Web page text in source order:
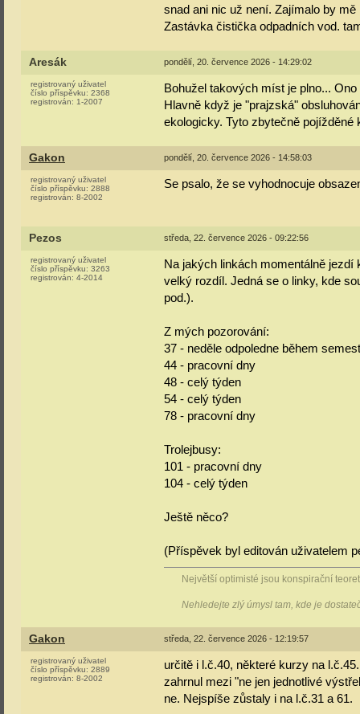
snad ani nic už není. Zajímalo by
Zastávka čistička odpadních vod.
Aresák pondělí, 20. července 2026 - 14:29:02
registrovaný uživatel
číslo příspěvku: 2368
registrován: 1-2007
Bohužel takových míst je plno...
Hlavně když je "prajzská"
ekologicky. Tyto zbytečně
Gakon pondělí, 20. července 2026 - 14:58:03
registrovaný uživatel
číslo příspěvku: 2888
registrován: 8-2002
Se psalo, že se vyhodnocuje
Pezos středa, 22. července 2026 - 09:22:56
registrovaný uživatel
číslo příspěvku: 3263
registrován: 4-2014
Na jakých linkách momentálně
velký rozdíl. Jedná se o linky, kde
pod.).
Z mých pozorování:
37 - neděle odpoledne během
44 - pracovní dny
48 - celý týden
54 - celý týden
78 - pracovní dny
Trolejbusy:
101 - pracovní dny
104 - celý týden
Ještě něco?
(Příspěvek byl editován uživatelem
Největší optimisté jsou konspirační
Nehledejte zlý úmysl tam, kde je
Gakon středa, 22. července 2026 - 12:19:57
registrovaný uživatel
číslo příspěvku: 2889
registrován: 8-2002
určitě i l.č.40, některé kurzy na
zahrnul mezi "ne jen jednotlivé
ne. Nejspíše zůstaly i na l.č.31 a 61.